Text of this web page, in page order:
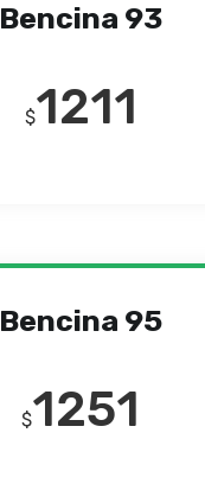
Bencina 93
$1211
Bencina 95
$1251